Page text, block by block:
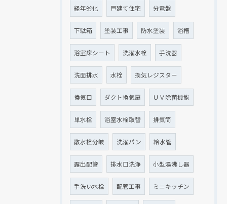
経年劣化 戸建て住宅 分電盤
下駄箱 塗装工事 防水塗装 浴槽
浴室床シート 洗濯水栓 手洗器
洗面排水 水栓 換気レジスター
換気口 ダクト換気扇 ＵＶ除菌機能
単水栓 浴室水栓取替 排気筒
散水栓分岐 洗濯パン 給水管
露出配管 排水口洗浄 小型湯沸し器
手洗い水栓 配管工事 ミニキッチン